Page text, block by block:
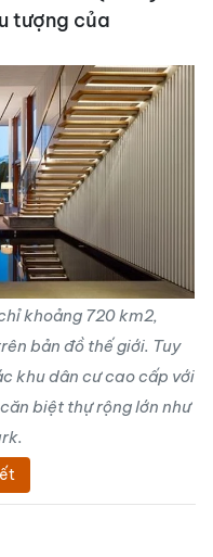
tượng của
khoảng 720 km2,
bản đồ thế giới. Tuy
khu dân cư cao cấp với
biệt thự rộng lớn như